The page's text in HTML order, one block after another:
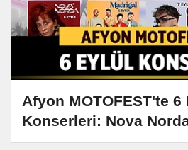
Afyon MOTOFEST'te 6
Konserleri: Nova
Sahne Alacak!